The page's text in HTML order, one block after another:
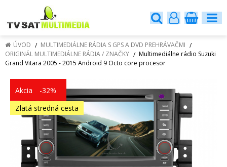
ÚVOD
MULTIMEDIÁLNE RÁDIA S GPS A DVD PREHRÁVAČMI
ORIGINÁL MULTIMEDIÁLNE RÁDIA / ZNAČKY
Multimediálne rádio Suzuki
Grand Vitara 2005 - 2015 Android 9 Octo core procesor
Akcia
-32%
Zlatá stredná cesta